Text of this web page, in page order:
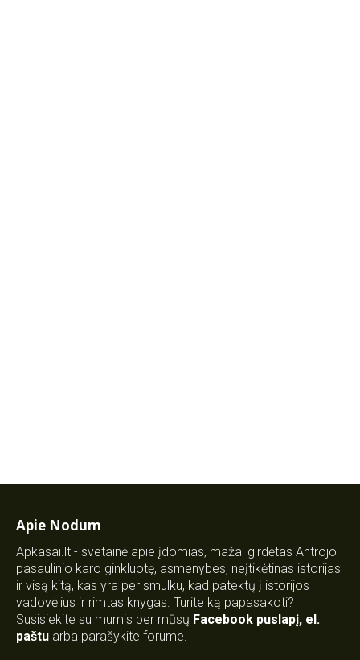
Apie Nodum
Apkasai.lt - svetainė apie įdomias, mažai girdėtas Antrojo
pasaulinio karo ginkluotę, asmenybes, neįtikėtinas istorijas
ir visą kitą, kas yra per smulku, kad patektų į istorijos
vadovėlius ir rimtas knygas. Turite ką papasakoti?
Susisiekite su mumis per mūsų Facebook puslapį, el.
paštu arba parašykite forume.